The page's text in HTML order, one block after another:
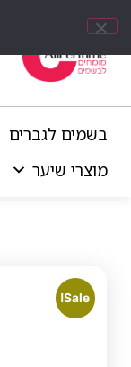
בשמים לגברים
מוצרי שיער
Sale!